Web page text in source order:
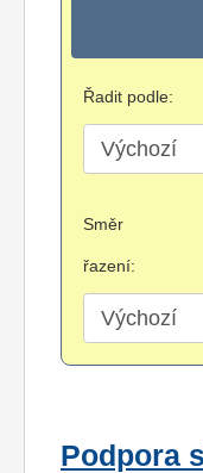
Řadit podle:
Směr
řazení:
Podpora